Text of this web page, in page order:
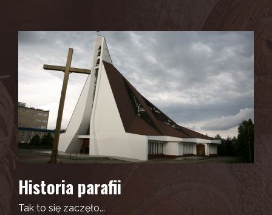
Historia parafii
Tak to się zaczęło...